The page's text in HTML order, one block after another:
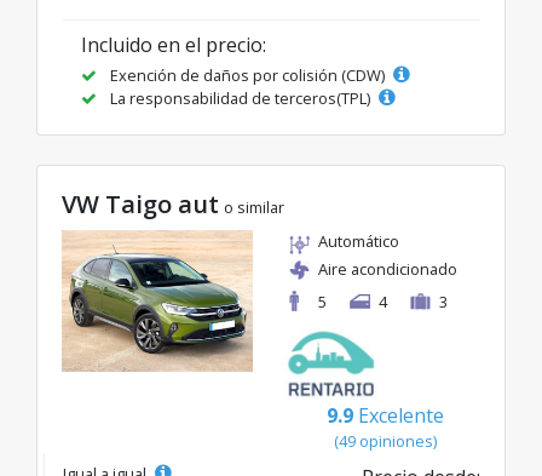
Incluido en el precio:
Exención de daños por colisión (CDW)
La responsabilidad de terceros(TPL)
VW Taigo aut o similar
Automático
Aire acondicionado
5
4 3
9.9 Excelente
(49 opiniones)